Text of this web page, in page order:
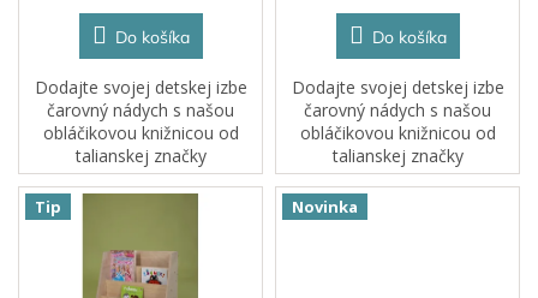
Do košíka
Dodajte svojej detskej izbe
čarovný nádych s našou
obláčikovou knižnicou od
talianskej značky
YokoTower.Je to praktický a
dekoratívny kus nábytku,
nezávislosť a...
Do košíka
Dodajte svojej detskej izbe
čarovný nádych s našou
obláčikovou knižnicou od
talianskej značky
YokoTower.Je to praktický a
dekoratívny kus nábytku,
ktorý podporuje
Tip Novinka